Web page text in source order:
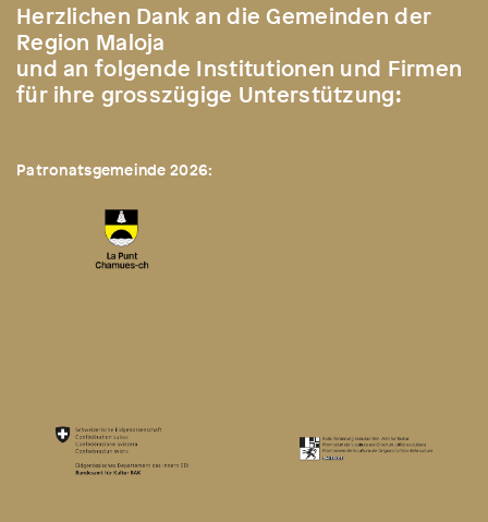
Herzlichen Dank an die Gemeinden der
Region Maloja
und an folgende Institutionen und Firmen
für ihre grosszügige Unterstützung:
Patronatsgemeinde 2026: